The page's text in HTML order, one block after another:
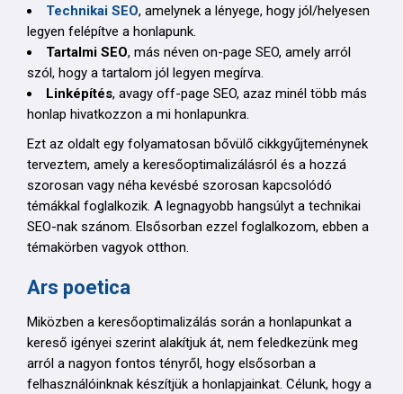
Technikai SEO, amelynek a lényege, hogy jól/helyesen
legyen felépítve a honlapunk.
Tartalmi SEO, más néven on-page SEO, amely arról
szól, hogy a tartalom jól legyen megírva.
Linképítés, avagy off-page SEO, azaz minél több más
honlap hivatkozzon a mi honlapunkra.
Ezt az oldalt egy folyamatosan bővülő cikkgyűjteménynek
terveztem, amely a keresőoptimalizálásról és a hozzá
szorosan vagy néha kevésbé szorosan kapcsolódó
témákkal foglalkozik. A legnagyobb hangsúlyt a technikai
SEO-nak szánom. Elsősorban ezzel foglalkozom, ebben a
témakörben vagyok otthon.
Ars poetica
Miközben a keresőoptimalizálás során a honlapunkat a
kereső igényei szerint alakítjuk át, nem feledkezünk meg
arról a nagyon fontos tényről, hogy elsősorban a
felhasználóinknak készítjük a honlapjainkat. Célunk, hogy a